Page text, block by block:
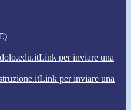
Link per inviare una
Link per inviare una